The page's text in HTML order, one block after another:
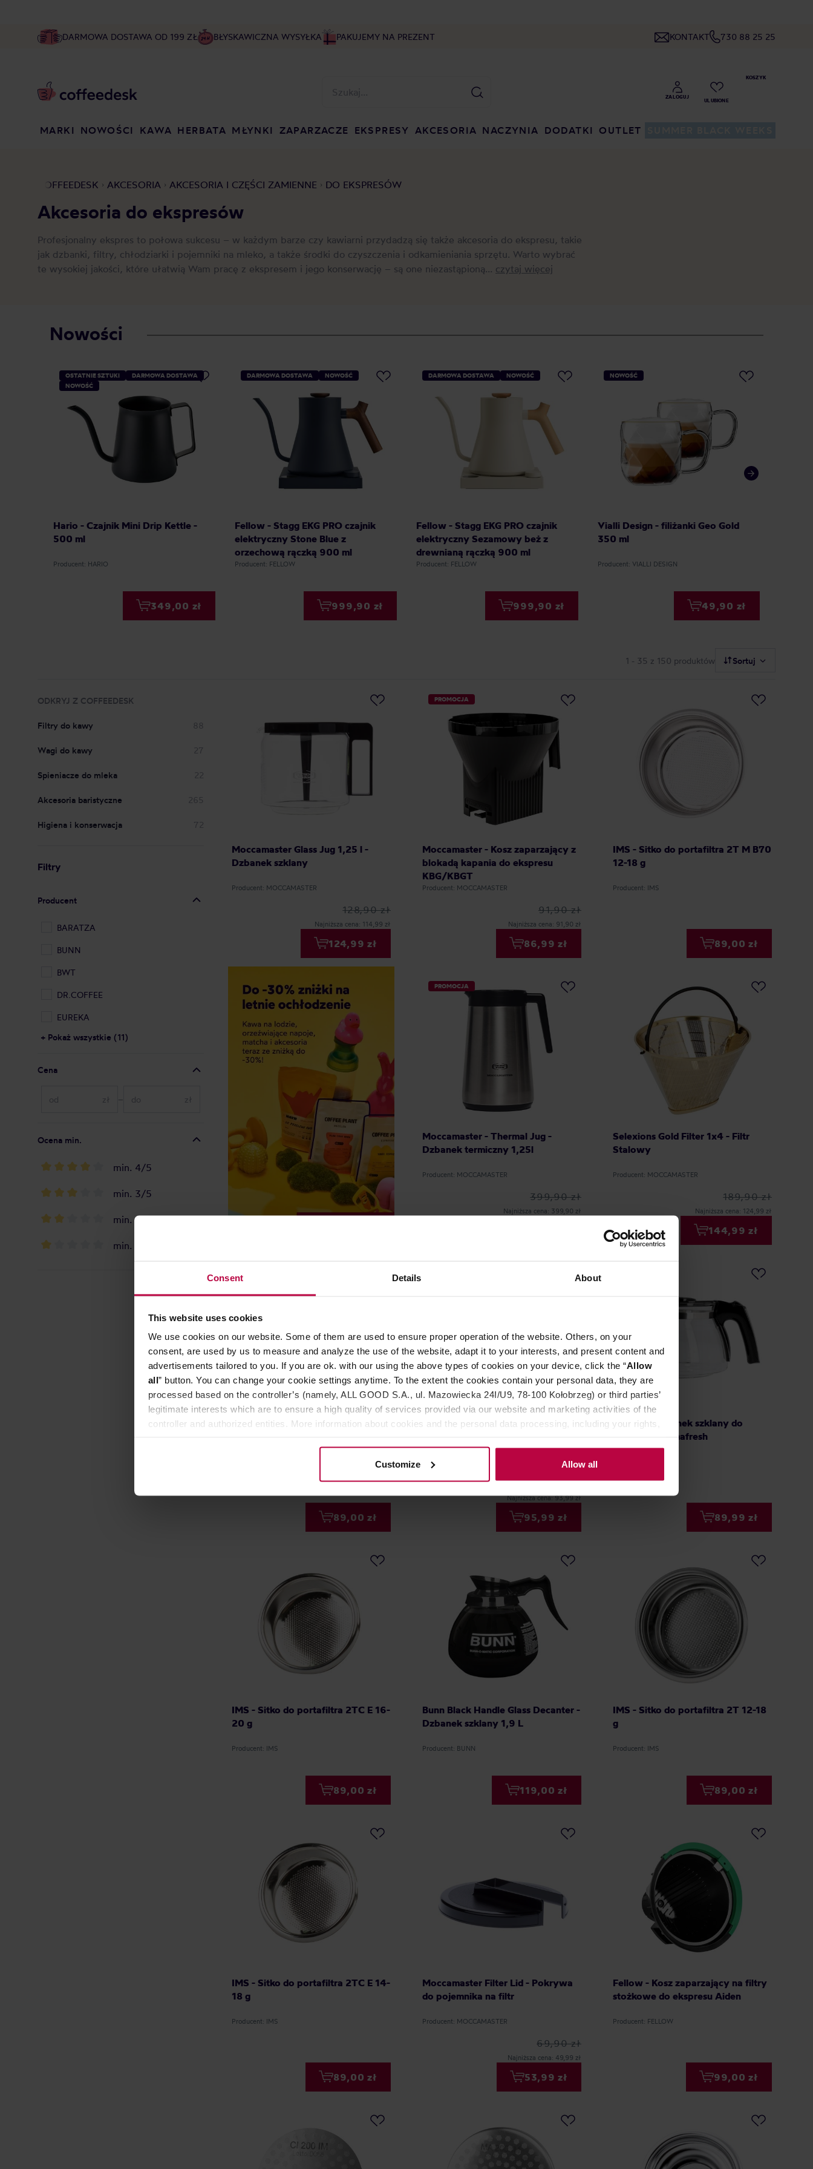
Consent Details About
This website uses cookies
We use cookies on our website. Some of them are used to ensure proper operation of the website. Others, on your
consent, are used by us to measure and analyze the use of the website, adapt it to your interests, and present content and
advertisements tailored to you. If you are ok. with our using the above types of cookies on your device, click the “Allow
all” button. You can change your cookie settings anytime. To the extent the cookies contain your personal data, they are
processed based on the controller’s (namely, ALL GOOD S.A., ul. Mazowiecka 24I/U9, 78-100 Kołobrzeg) or third parties’
legitimate interests which are to ensure a high quality of services provided via our website and marketing activities of the
controller and authorized entities. More information about cookies and the personal data processing, including your rights,
Customize Allow all
DARMOWA DOSTAWA OD 199 ZŁ BŁYSKAWICZNA WYSYŁKA PAKUJEMY NA PREZENT KONTAKT 730 88 25 25
MARKI NOWOŚCI KAWA HERBATA MŁYNKI ZAPARZACZE EKSPRESY AKCESORIA NACZYNIA DODATKI OUTLET
COFFEEDESK AKCESORIA AKCESORIA I CZĘŚCI ZAMIENNE DO EKSPRESÓW
Akcesoria do ekspresów
Profesjonalny ekspres to połowa sukcesu – w każdym barze czy kawiarni przydadzą się także akcesoria do ekspresu, takie
jak dzbanki, filtry, chłodziarki i pojemniki na mleko, a także środki do czyszczenia i odkamieniania sprzętu. Warto wybrać
te wysokiej jakości, które ułatwią Wam pracę z ekspresem i jego konserwację – są one niezastąpioną... czytaj więcej
Nowości
OSTATNIE SZTUKI
DARMOWA DOSTAWA
NOWOŚĆ
Hario - Czajnik Mini Drip Kettle -
500 ml
Producent: HARIO
349,00 zł
DARMOWA DOSTAWA NOWOŚĆ
Fellow - Stagg EKG PRO czajnik
elektryczny Stone Blue z
orzechową rączką 900 ml
Producent: FELLOW
999,90 zł
DARMOWA DOSTAWA NOWOŚĆ
Fellow - Stagg EKG PRO czajnik
elektryczny Sezamowy beż z
drewnianą rączką 900 ml
Producent: FELLOW
999,90 zł
NOWOŚĆ
Vialli Design - filiżanki Geo Gold
350 ml
Producent: VIALLI DESIGN
49,90 zł
1 - 35 z 150 produktów Sortuj
ODKRYJ Z COFFEEDESK
Filtry do kawy 88
Wagi do kawy 27
Spieniacze do mleka 22
Akcesoria baristyczne 265
Higiena i konserwacja 72
Filtry
Producent
BARATZA
BUNN
BWT
DR.COFFEE
EUREKA
+ Pokaż wszystkie (11)
Cena
zł – zł
Ocena min.
min. 4/5
min. 3/5
min. 2/5
min. 1/5
Moccamaster Glass Jug 1,25 l -
Dzbanek szklany
Producent: MOCCAMASTER
128,90 zł
Najniższa cena: 114,99 zł
124,99 zł
PROMOCJA
Moccamaster - Kosz zaparzający z
blokadą kapania do ekspresu
KBG/KBGT
Producent: MOCCAMASTER
91,90 zł
Najniższa cena: 91,90 zł
86,99 zł
IMS - Sitko do portafiltra 2T M B70
12-18 g
Producent: IMS
89,00 zł
PROMOCJA
Moccamaster - Thermal Jug -
Dzbanek termiczny 1,25l
Producent: MOCCAMASTER
399,90 zł
Najniższa cena: 399,90 zł
Selexions Gold Filter 1x4 - Filtr
Stalowy
Producent: MOCCAMASTER
189,90 zł
Najniższa cena: 124,99 zł
144,99 zł
IMS - Sitko do portafiltra 2TC E 18-
89,00 zł
Moccamaster 9-hole Outletpipe -
Producent: MOCCAMASTER
99,90 zł
Najniższa cena: 93,99 zł
95,99 zł
Melitta - Dzbanek szklany do
ekspresu Aromafresh
89,99 zł
IMS - Sitko do portafiltra 2TC E 16-
20 g
Producent: IMS
89,00 zł
Bunn Black Handle Glass Decanter -
Dzbanek szklany 1,9 L
Producent: BUNN
119,00 zł
IMS - Sitko do portafiltra 2T 12-18
g
Producent: IMS
89,00 zł
IMS - Sitko do portafiltra 2TC E 14-
18 g
Producent: IMS
89,00 zł
Moccamaster Filter Lid - Pokrywa
do pojemnika na filtr
Producent: MOCCAMASTER
69,90 zł
Najniższa cena: 49,99 zł
53,99 zł
Fellow - Kosz zaparzający na filtry
stożkowe do ekspresu Aiden
Producent: FELLOW
99,00 zł